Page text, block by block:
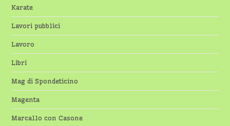
Karate
Lavori pubblici
Lavoro
Libri
Mag di Spondeticino
Magenta
Marcallo con Casone